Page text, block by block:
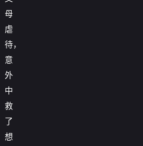
母
虐
待，
意
外
中
救
了
想